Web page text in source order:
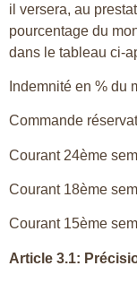
il versera, au
pourcentage du
dans le tableau ci-
Indemnité en % du
Commande
Courant 24ème
Courant 18ème
Courant 15ème
Article 3.1: